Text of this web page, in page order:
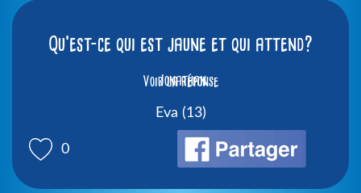
Qu’est-ce qui est jaune et qui attend?
Voir la réponse
Jonathan
0
Eva (13)